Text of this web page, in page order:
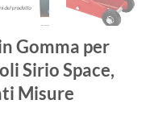
Gomma per
Sirio Space,
Misure